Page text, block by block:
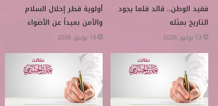
فقيد الوطن.. قائد قلما يجود
التاريخ بمثله
13 يوليو, 2026
أولوية قطر إحلال السلام
والأمن بعيداً عن الأضواء
16 يونيو, 2026